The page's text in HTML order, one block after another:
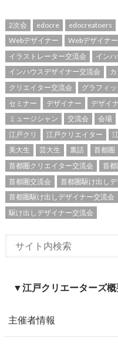
2次会 edocre edocreatoers
Webデザイナー
Webデザイナ
イラストレーター交流会
インハ
インハウスデザイナー交流会
クリエイター交流会
グラフィ
セミナー
デザイナー デザイ
ミュージシャン
交流会 会場
江戸クリ
江戸クリエイター
美大生
芸大生 裏話 首都圏
首都圏クリエイター交流会
首
首都圏交流会
首都圏駆け出し
首都圏駆け出しデザイナー交流会
駆け出しデザイナー交流会
▼江戸クリエーターズ概
主催者情報